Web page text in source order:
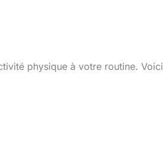
physique à votre routine. Voici